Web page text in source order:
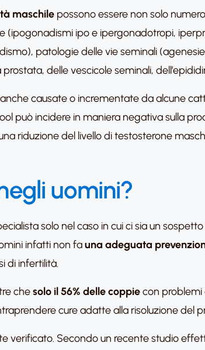
maschile possono essere non solo
ipo e ipergonadotropi,
patologie delle vie seminali
delle vescicole seminali,
causate o incrementate da alcune
può incidere in maniera negativa sulla
riduzione del livello di testosterone
uomini?
solo nel caso in cui ci sia un
infatti non fauna adeguata
di infertilità.
chesolo il 56% delle coppiecon problemi
cure adatte alla risoluzione del
Secondo un recente studio